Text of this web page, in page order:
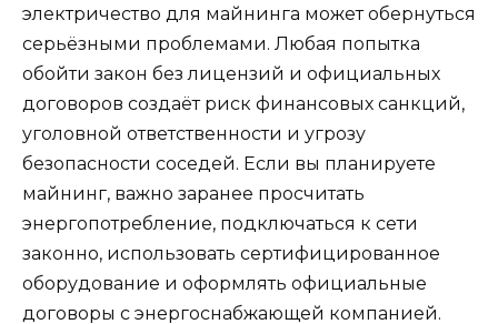
электричество для майнинга может обернуться
серьёзными проблемами. Любая попытка
обойти закон без лицензий и официальных
договоров создаёт риск финансовых санкций,
уголовной ответственности и угрозу
безопасности соседей. Если вы планируете
майнинг, важно заранее просчитать
энергопотребление, подключаться к сети
законно, использовать сертифицированное
оборудование и оформлять официальные
договоры с энергоснабжающей компанией.